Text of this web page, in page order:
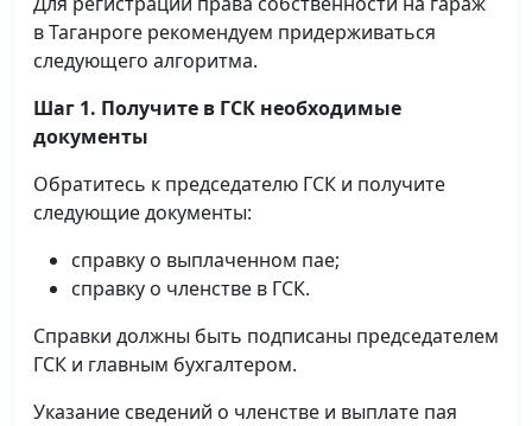
в Таганроге рекомендуем придерживаться
следующего алгоритма.
Шаг 1. Получите в ГСК необходимые
документы
Обратитесь к председателю ГСК и получите
следующие документы:
справку о выплаченном пае;
справку о членстве в ГСК.
Справки должны быть подписаны председателем
ГСК и главным бухгалтером.
Указание сведений о членстве и выплате пая